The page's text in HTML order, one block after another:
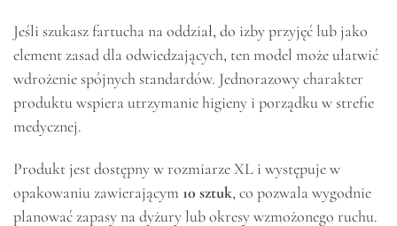
Jeśli szukasz fartucha na oddział, do izby przyjęć lub jako
element zasad dla odwiedzających, ten model może ułatwić
wdrożenie spójnych standardów. Jednorazowy charakter
produktu wspiera utrzymanie higieny i porządku w strefie
medycznej.
Produkt jest dostępny w rozmiarze XL i występuje w
opakowaniu zawierającym 10 sztuk, co pozwala wygodnie
planować zapasy na dyżury lub okresy wzmożonego ruchu.